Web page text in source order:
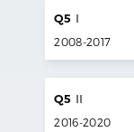
Q5 I
2008-2017
Q5 II
2016-2020